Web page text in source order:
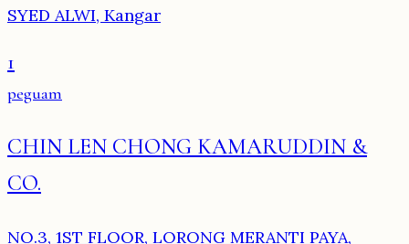
SYED ALWI, Kangar
1
peguam
CHIN LEN CHONG KAMARUDDIN &
CO.
NO.3, 1ST FLOOR, LORONG MERANTI PAYA,